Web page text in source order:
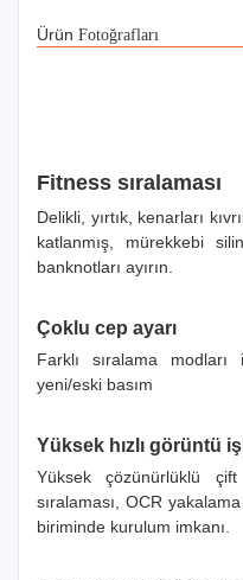
Ürün Fotoğrafları
Fitness sıralaması
Delikli, yırtık, kenarları
katlanmış, mürekkebi
banknotları ayırın.
Çoklu cep ayarı
Farklı sıralama
yeni/eski basım
Yüksek hızlı görüntü
Yüksek çözünürlüklü
sıralaması, OCR
biriminde kurulum imkanı.